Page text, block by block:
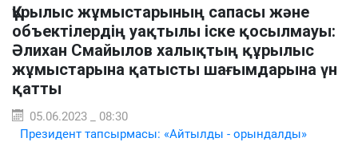
Құрылыс жұмыстарының сапасы және
объектілердің уақтылы іске қосылмауы:
Әлихан Смайылов халықтың құрылыс
жұмыстарына қатысты шағымдарына үн
қатты
05.06.2023 _ 08:30
Президент тапсырмасы: «Айтылды - орындалды»